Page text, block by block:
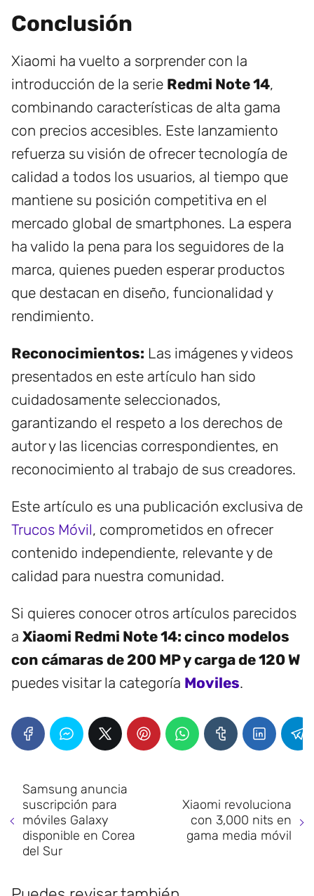
Conclusión
Xiaomi ha vuelto a sorprender con la
introducción de la serie Redmi Note 14,
combinando características de alta gama
con precios accesibles. Este lanzamiento
refuerza su visión de ofrecer tecnología de
calidad a todos los usuarios, al tiempo que
mantiene su posición competitiva en el
mercado global de smartphones. La espera
ha valido la pena para los seguidores de la
marca, quienes pueden esperar productos
que destacan en diseño, funcionalidad y
rendimiento.
Reconocimientos: Las imágenes y videos
presentados en este artículo han sido
cuidadosamente seleccionados,
garantizando el respeto a los derechos de
autor y las licencias correspondientes, en
reconocimiento al trabajo de sus creadores.
Este artículo es una publicación exclusiva de
Trucos Móvil, comprometidos en ofrecer
contenido independiente, relevante y de
calidad para nuestra comunidad.
Si quieres conocer otros artículos parecidos
a Xiaomi Redmi Note 14: cinco modelos
con cámaras de 200 MP y carga de 120 W
puedes visitar la categoría Moviles.
Samsung anuncia
suscripción para
móviles Galaxy
disponible en Corea
del Sur
Xiaomi revoluciona
con 3,000 nits en
gama media móvil